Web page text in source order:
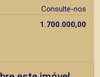
Consulte-nos
1.700.000,00